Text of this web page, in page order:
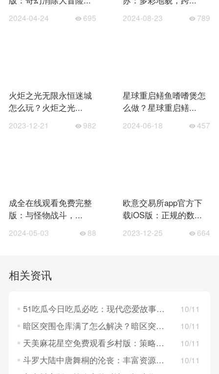
2024-04-24 695 2024-08-23 789
火炬之光无限永恒迷城
怎么玩？火炬之光...
2023-12-21 982
星球重启鳝鱼嗜嗜煲怎
么做？星球重启鳝...
2024-06-18 457
成全在线观看免费完整
版：与怪物战斗，...
2024-05-03 88
欧意交易所app官方下
载iOS版：正规的数...
2023-12-25 664
相关资讯
51吃瓜今日吃瓜必吃：现代恋爱故事，探索年轻人的情感世界！ 10/11
暗区突围仓库满了怎么解决？暗区突围仓库满了的解决方法 10/11
天美麻花星空免费观看乡村版：策略卡牌对决，构建梦幻英雄组队！ 10/11
斗罗大陆中唐舞桐的沦丧：丰富资源系统，策略养成英雄角色！ 10/11